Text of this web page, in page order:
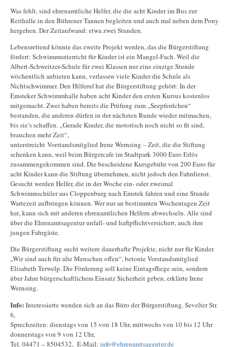
Was fehlt, sind ehrenamtliche Helfer, die die acht Kinder im Bus zur
Reithalle in den Bührener Tannen begleiten und auch mal neben dem Pony
hergehen. Der Zeitaufwand: etwa zwei Stunden.
Lebensrettend könnte das zweite Projekt werden, das die Bürgerstiftung
fördert: Schwimmunterricht für Kinder ist ein Mangel-Fach. Weil die
Albert-Schweitzer-Schule für zwei Klassen nur eine einzige Stunde
wöchentlich anbieten kann, verlassen viele Kinder die Schule als
Nichtschwimmer. Den Hilferuf hat die Bürgerstiftung gehört: In der
Emsteker Schwimmhalle haben acht Kinder den ersten Kursus kostenlos
mitgemacht. Zwei haben bereits die Prüfung zum „Seepferdchen“
bestanden, die anderen dürfen in der nächsten Runde wieder mitmachen,
bis sie’s schaffen. „Gerade Kinder, die motorisch noch nicht so fit sind,
brauchen mehr Zeit“,
unterstreicht Vorstandsmitglied Irene Wernsing – Zeit, die die Stiftung
schenken kann, weil beim Bürgercafe im Stadtpark 3000 Euro Erlös
zusammengekommen sind. Die bescheidene Kursgebühr von 200 Euro für
acht Kinder kann die Stiftung übernehmen, nicht jedoch den Fahrdienst.
Gesucht werden Helfer, die in der Woche ein- oder zweimal
Schwimmschüler aus Cloppenburg nach Emstek fahren und eine Stunde
Wartezeit aufbringen können. Wer nur an bestimmten Wochentagen Zeit
hat, kann sich mit anderen ehrenamtlichen Helfern abwechseln. Alle sind
über die Ehrenamtsagentur unfall- und haftpflichtversichert, auch ihre
jungen Fahrgäste.
Die Bürgerstiftung sucht weitere dauerhafte Projekte, nicht nur für Kinder.
„Wir sind auch für alte Menschen offen“, betonte Vorstandsmitglied
Elisabeth Terwelp. Die Förderung soll keine Eintagsfliege sein, sondern
über Jahre bürgerschaftlichem Einsatz Sicherheit geben, erklärte Irene
Wernsing.
Info: Interessierte wenden sich an das Büro der Bürgerstiftung, Sevelter Str.
6,
Sprechzeiten: dienstags von 15 von 18 Uhr, mittwochs von 10 bis 12 Uhr
donnerstags von 9 von 12 Uhr,
Tel. 04471 – 8504532, E-Mail: info@ehrenamtsagentur.de